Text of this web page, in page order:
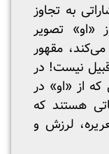
به تجاوز
«او» تصویر
مقهور
نیست! در
از «او» در
هستند که
لرزش و